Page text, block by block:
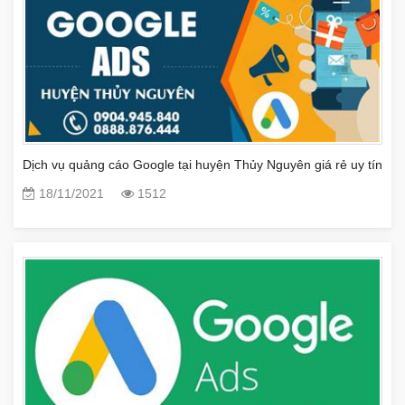
Dịch vụ quảng cáo Google tại huyện Thủy Nguyên giá rẻ uy tín
18/11/2021
1512